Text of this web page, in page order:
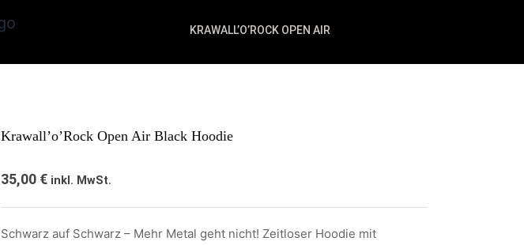
KRAWALL’O’ROCK OPEN AIR
Krawall’o’Rock Open Air Black Hoodie
35,00 € inkl. MwSt.
Schwarz auf Schwarz – Mehr Metal geht nicht! Zeitloser Hoodie mit